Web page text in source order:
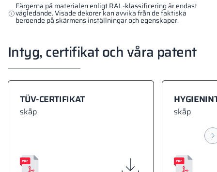
Färgerna på materialen enligt RAL-klassificering är endast
vägledande. Visade dekorer kan avvika från de faktiska
beroende på skärmens inställningar och egenskaper.
Intyg, certifikat och våra patent
TÜV-CERTIFIKAT
skåp skåp